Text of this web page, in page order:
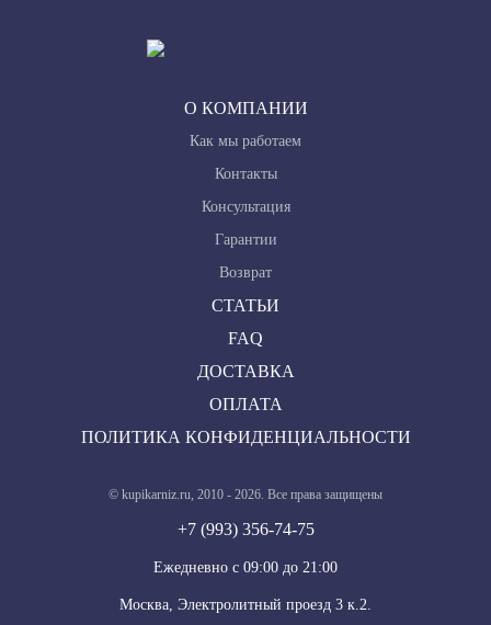
О КОМПАНИИ
Как мы работаем
Контакты
Консультация
Гарантии
Возврат
СТАТЬИ
FAQ
ДОСТАВКА
ОПЛАТА
ПОЛИТИКА КОНФИДЕНЦИАЛЬНОСТИ
© kupikarniz.ru, 2010 - 2026. Все права защищены
+7 (993) 356-74-75
Eжедневно с 09:00 до 21:00
Москва, Электролитный проезд 3 к.2.